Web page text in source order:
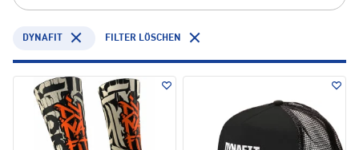
DYNAFIT FILTER LÖSCHEN